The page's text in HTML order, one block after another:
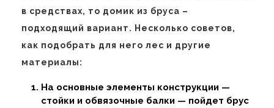
в средствах, то домик из бруса –
подходящий вариант. Несколько советов,
как подобрать для него лес и другие
материалы:
На основные элементы конструкции —
стойки и обвязочные балки — пойдет брус